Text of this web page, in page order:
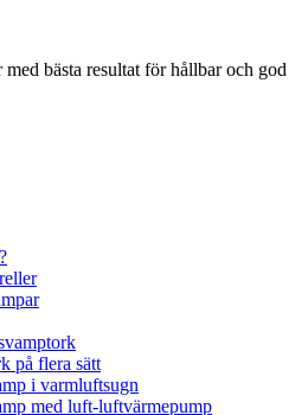
bästa resultat för hållbar och god
på flera sätt
i varmluftsugn
med luft-luftvärmepump